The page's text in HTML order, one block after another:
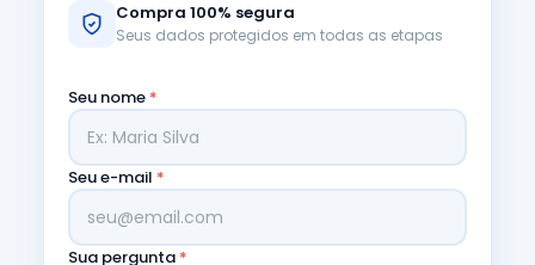
Compra 100% segura
Seus dados protegidos em todas as etapas
Seu nome *
Seu e-mail *
Sua pergunta *